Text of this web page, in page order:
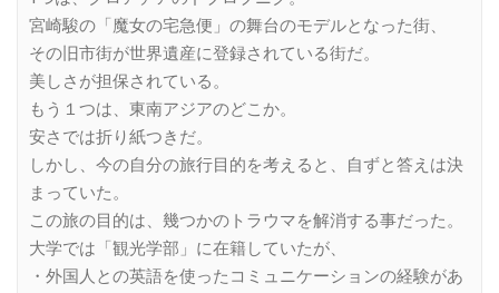
宮崎駿の「魔女の宅急便」の舞台のモデルとなった街、
その旧市街が世界遺産に登録されている街だ。
美しさが担保されている。
もう１つは、東南アジアのどこか。
安さでは折り紙つきだ。
しかし、今の自分の旅行目的を考えると、自ずと答えは決
まっていた。
この旅の目的は、幾つかのトラウマを解消する事だった。
大学では「観光学部」に在籍していたが、
・外国人との英語を使ったコミュニケーションの経験があ